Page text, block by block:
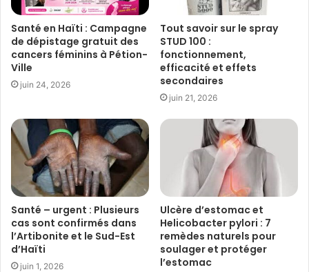
Santé en Haïti : Campagne
de dépistage gratuit des
cancers féminins à Pétion-
Ville
juin 24, 2026
Tout savoir sur le spray
STUD 100 :
fonctionnement,
efficacité et effets
secondaires
juin 21, 2026
Santé – urgent : Plusieurs
cas sont confirmés dans
l’Artibonite et le Sud-Est
d’Haïti
juin 1, 2026
Ulcère d’estomac et
Helicobacter pylori : 7
remèdes naturels pour
soulager et protéger
l’estomac